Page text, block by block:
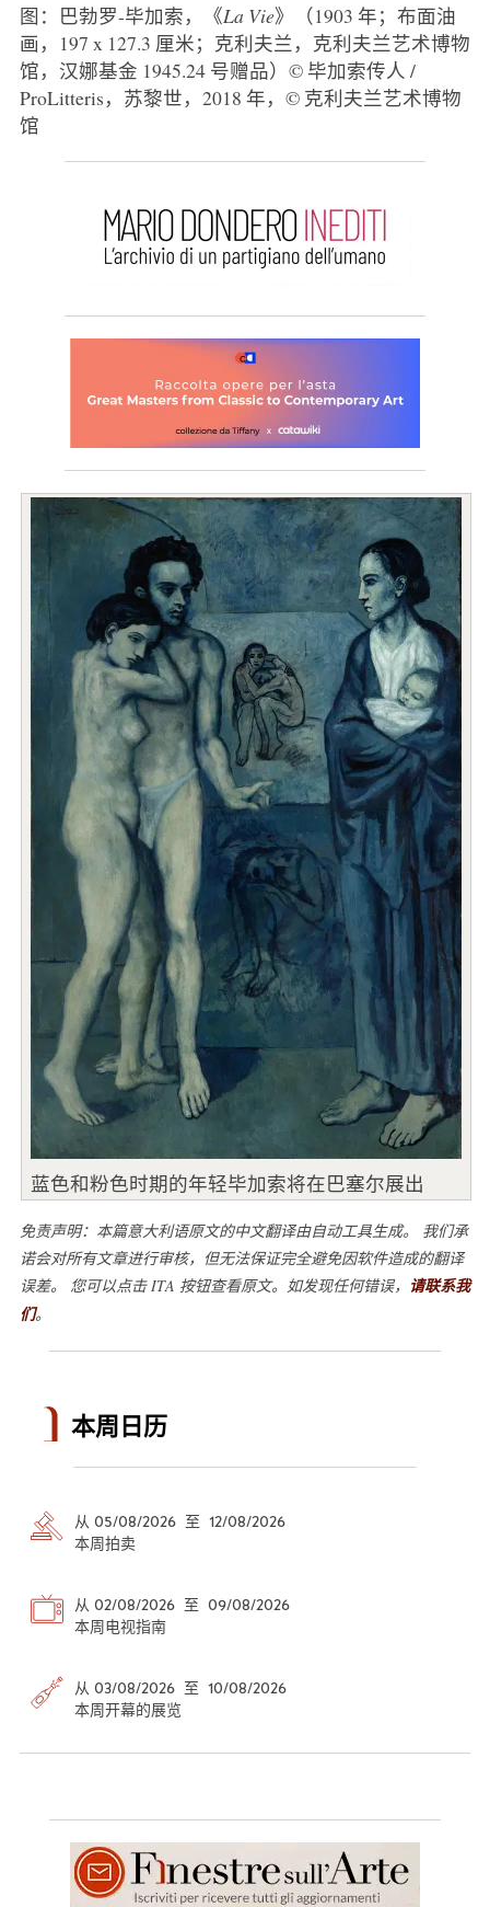
图：巴勃罗-毕加索，《La Vie》（1903 年；布面油
画，197 x 127.3 厘米；克利夫兰，克利夫兰艺术博物
馆，汉娜基金 1945.24 号赠品）© 毕加索传人 /
ProLitteris，苏黎世，2018 年，© 克利夫兰艺术博物
馆
蓝色和粉色时期的年轻毕加索将在巴塞尔展出
免责声明：本篇意大利语原文的中文翻译由自动工具生成。 我们承
诺会对所有文章进行审核，但无法保证完全避免因软件造成的翻译
误差。 您可以点击 ITA 按钮查看原文。如发现任何错误， 请联系我
们。
本周日历
从 05/08/2026 至 12/08/2026
本周拍卖
从 02/08/2026 至 09/08/2026
本周电视指南
从 03/08/2026 至 10/08/2026
本周开幕的展览